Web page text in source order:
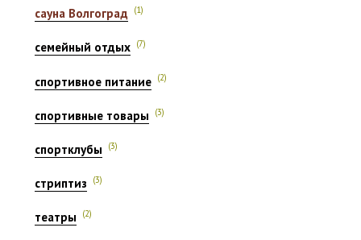
сауна Волгоград (1)
семейный отдых (7)
спортивное питание (2)
спортивные товары (3)
спортклубы (3)
стриптиз (3)
театры (2)